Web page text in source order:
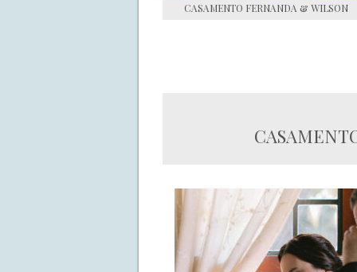
CASAMENTO FERNANDA & WILSON